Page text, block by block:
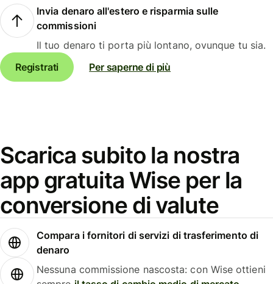
Invia denaro all'estero e risparmia sulle
commissioni
Il tuo denaro ti porta più lontano, ovunque tu sia.
Registrati
Per saperne di più
Scarica subito la nostra
app gratuita Wise per la
conversione di valute
Compara i fornitori di servizi di trasferimento di
denaro
Nessuna commissione nascosta: con Wise ottieni